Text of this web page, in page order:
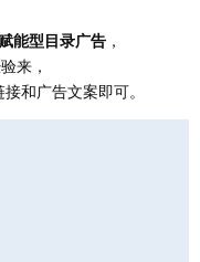
能型目录广告 ，
来，
和广告文案即可。